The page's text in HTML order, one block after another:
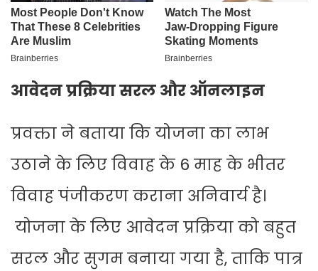
आवेदन प्रक्रिया सरल और ऑनलाइन
प्रवक्ता ने बताया कि योजना का लाभ
उठाने के लिए विवाह के 6 माह के भीतर
विवाह पंजीकरण कराना अनिवार्य है।
योजना के लिए आवेदन प्रक्रिया को बहुत
सरल और सुगम बनाया गया है, ताकि पात्र